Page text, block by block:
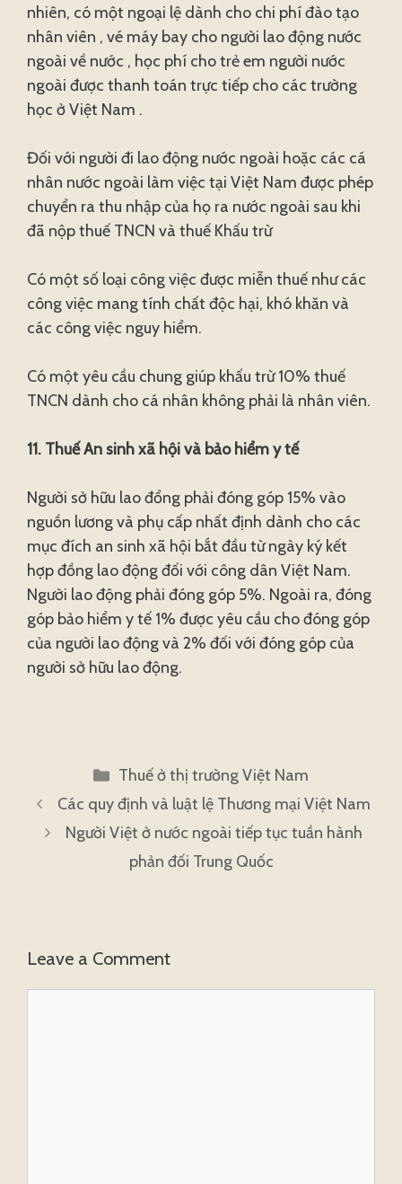
nhiên, có một ngoại lệ dành cho chi phí đào tạo
nhân viên , vé máy bay cho người lao động nước
ngoài về nước , học phí cho trẻ em người nước
ngoài được thanh toán trực tiếp cho các trường
học ở Việt Nam .
Đối với người đi lao động nước ngoài hoặc các cá
nhân nước ngoài làm việc tại Việt Nam được phép
chuyển ra thu nhập của họ ra nước ngoài sau khi
đã nộp thuế TNCN và thuế Khấu trừ
Có một số loại công việc được miễn thuế như các
công việc mang tính chất độc hại, khó khăn và
các công việc nguy hiểm.
Có một yêu cầu chung giúp khấu trừ 10% thuế
TNCN dành cho cá nhân không phải là nhân viên.
11. Thuế An sinh xã hội và bảo hiểm y tế
Người sở hữu lao đổng phải đóng góp 15% vào
nguồn lương và phụ cấp nhất định dành cho các
mục đích an sinh xã hội bắt đầu từ ngày ký kết
hợp đồng lao động đối với công dân Việt Nam.
Người lao động phải đóng góp 5%. Ngoài ra, đóng
góp bảo hiểm y tế 1% được yêu cầu cho đóng góp
của người lao động và 2% đối với đóng góp của
người sở hữu lao động.
Categories
Thuế ở thị trường Việt Nam
Các quy định và luật lệ Thương mại Việt Nam
Người Việt ở nước ngoài tiếp tục tuần hành
phản đối Trung Quốc
Leave a Comment